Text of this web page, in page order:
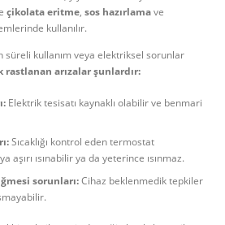
çikolata eritme, sos hazırlamave
kullanılır.
süreli kullanım veya elektriksel sorunlar
rastlanan arızalar şunlardır:
Elektrik tesisatı kaynaklı olabilir ve benmari
Sıcaklığı kontrol eden termostat
aşırı ısınabilir ya da yeterince ısınmaz.
sorunları:Cihaz beklenmedik tepkiler